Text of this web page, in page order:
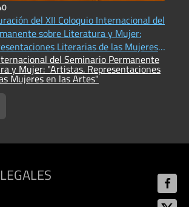
del XII Coloquio Internacional del
sobre Literatura y Mujer:
Literarias de las Mujeres
del Seminario Permanente
y Mujer: "Artistas. Representaciones
Mujeres en las Artes"